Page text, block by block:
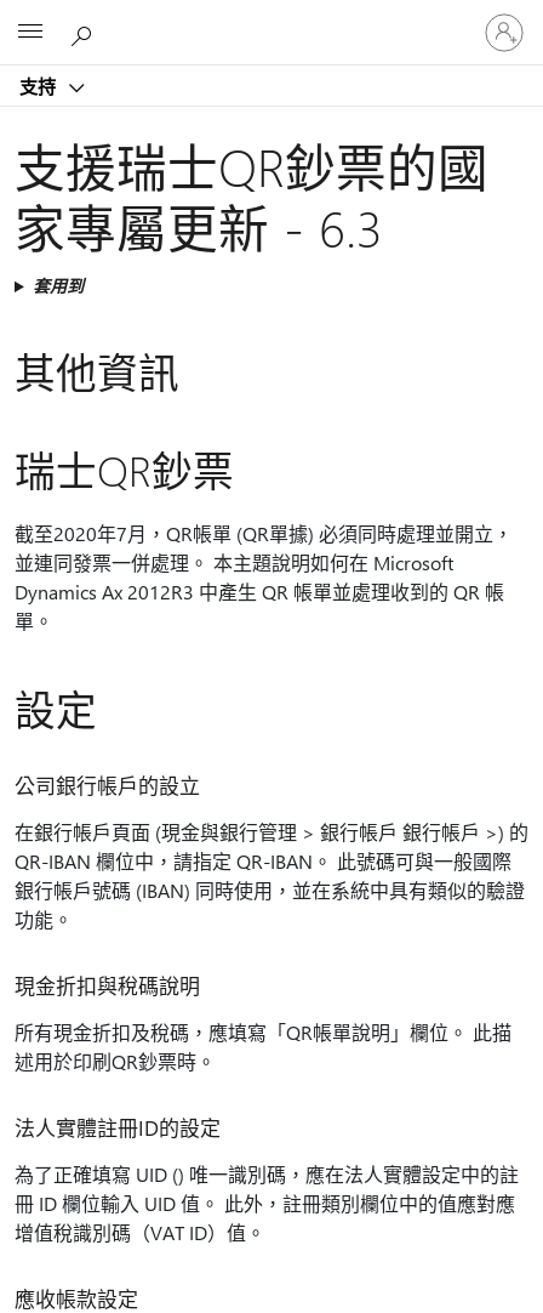
支持
登
入
您
戶
支援瑞士QR鈔票的國
家專屬更新 - 6.3
套用到
其他資訊
瑞士QR鈔票
截至2020年7月，QR帳單 (QR單據) 必須同時處理並開立，
並連同發票一併處理。 本主題說明如何在 Microsoft
Dynamics Ax 2012R3 中產生 QR 帳單並處理收到的 QR 帳
單。
設定
公司銀行帳戶的設立
在銀行帳戶頁面 (現金與銀行管理 > 銀行帳戶 銀行帳戶 >) 的
QR-IBAN 欄位中，請指定 QR-IBAN。 此號碼可與一般國際
銀行帳戶號碼 (IBAN) 同時使用，並在系統中具有類似的驗證
功能。
現金折扣與稅碼說明
所有現金折扣及稅碼，應填寫「QR帳單說明」欄位。 此描
述用於印刷QR鈔票時。
法人實體註冊ID的設定
為了正確填寫 UID () 唯一識別碼，應在法人實體設定中的註
冊 ID 欄位輸入 UID 值。 此外，註冊類別欄位中的值應對應
增值稅識別碼（VAT ID）值。
應收帳款設定